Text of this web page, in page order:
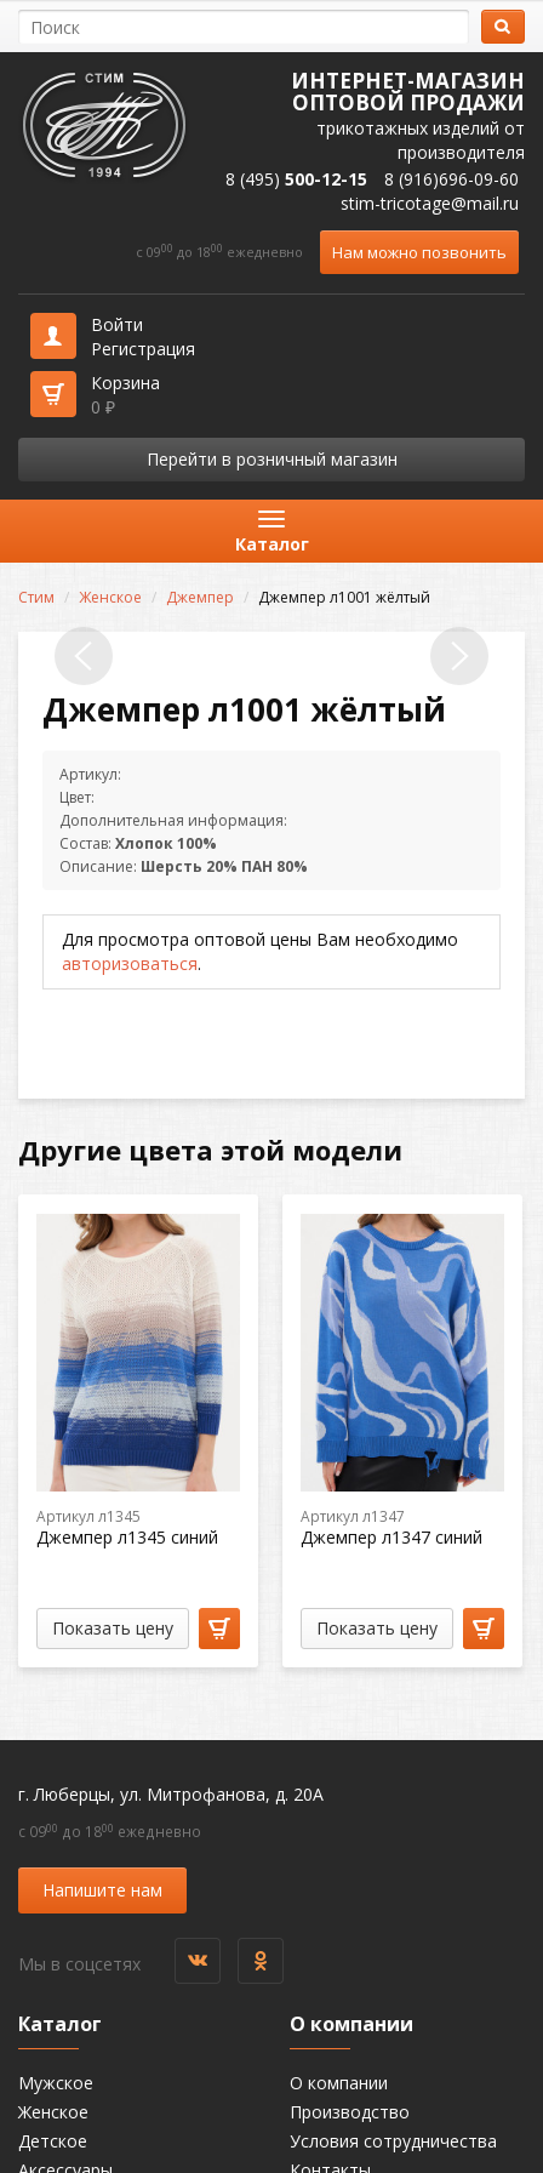
ИНТЕРНЕТ-МАГАЗИН
ОПТОВОЙ ПРОДАЖИ
трикотажных изделий от
производителя
8 (495) 500-12-15
8 (916)696-09-60
stim-tricotage@mail.ru
c 0900 до 1800 ежедневно Нам можно позвонить
Войти
Регистрация
Корзина
0 ₽
Перейти в розничный магазин
Каталог
Стим Женское Джемпер Джемпер л1001 жёлтый
Джемпер л1001 жёлтый
Артикул:
Цвет:
Дополнительная информация:
Состав: Хлопок 100%
Описание: Шерсть 20% ПАН 80%
Для просмотра оптовой цены Вам необходимо
авторизоваться.
Другие цвета этой модели
Артикул л1345
Джемпер л1345 синий
Показать цену
Артикул л1347
Джемпер л1347 синий
Показать цену
г. Люберцы, ул. Митрофанова, д. 20А
c 0900 до 1800 ежедневно
Напишите нам
Мы в соцсетях
Каталог
Мужское
Женское
Детское
О компании
О компании
Производство
Условия сотрудничества